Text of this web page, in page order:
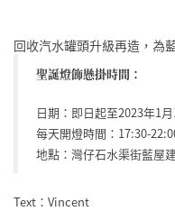
回收汽水罐頭升級再造，為
聖誕燈飾懸掛時間：
日期：即日起至2023年1月
每天開燈時間：17:30-
地點：灣仔石水渠街藍屋
Text：Vincent